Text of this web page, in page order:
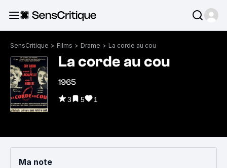
SensCritique > Films > Drame > La corde au cou
La corde au cou
1965
3 5 1
Ma note